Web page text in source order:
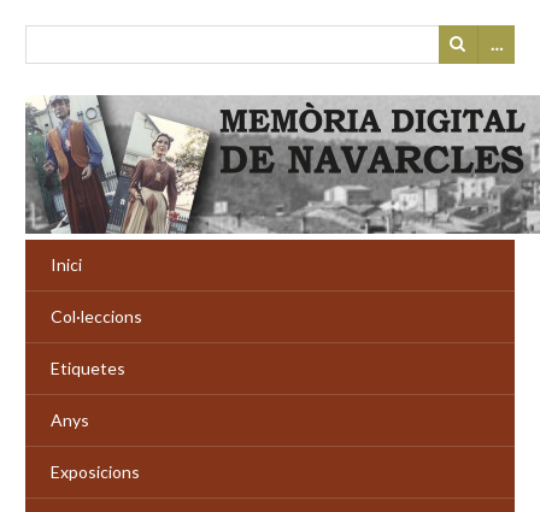
…
Inici
Col·leccions
Etiquetes
Anys
Exposicions